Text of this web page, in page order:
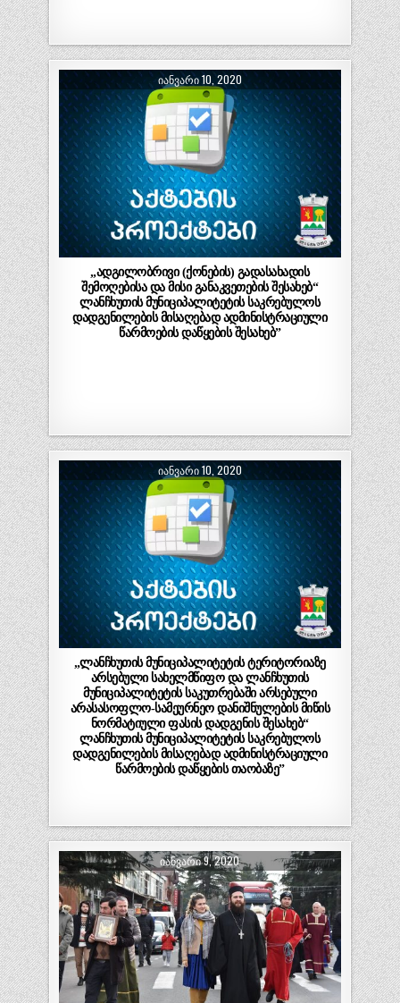
ᲘᲐᲜᲕᲐᲠᲘ 10, 2020
„ადგილობრივი (ქონების) გადასახადის
შემოღებისა და მისი განაკვეთების შესახებ“
ლანჩხუთის მუნიციპალიტეტის საკრებულოს
დადგენილების მისაღებად ადმინისტრაციული
წარმოების დაწყების შესახებ”
ᲘᲐᲜᲕᲐᲠᲘ 10, 2020
„ლანჩხუთის მუნიციპალიტეტის ტერიტორიაზე
არსებული სახელმწიფო და ლანჩხუთის
მუნიციპალიტეტის საკუთრებაში არსებული
არასასოფლო-სამეურნეო დანიშნულების მიწის
ნორმატიული ფასის დადგენის შესახებ“
ლანჩხუთის მუნიციპალიტეტის საკრებულოს
დადგენილების მისაღებად ადმინისტრაციული
წარმოების დაწყების თაობაზე”
ᲘᲐᲜᲕᲐᲠᲘ 9, 2020